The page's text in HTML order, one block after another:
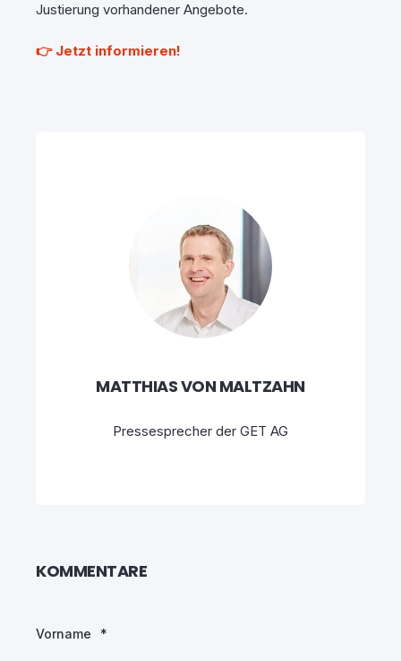
Justierung vorhandener Angebote.
👉 Jetzt informieren!
MATTHIAS VON MALTZAHN
Pressesprecher der GET AG
KOMMENTARE
Vorname *